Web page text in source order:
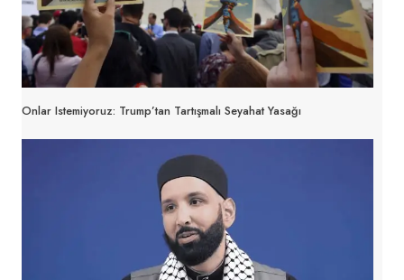
Onlar Istemiyoruz: Trump’tan Tartışmalı Seyahat Yasağı